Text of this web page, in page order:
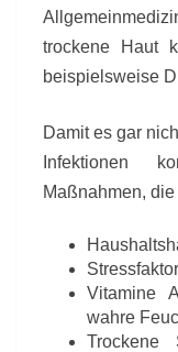
trockene Haut
beispielsweise
Damit es gar
Infektionen
Maßnahmen,
Vitamine
wahre
Trockene